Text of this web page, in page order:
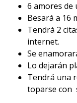
6 amores de
Besará a 16
Tendrá 2
internet.
Se
Lo dejarán
Tendrá una
toparse con